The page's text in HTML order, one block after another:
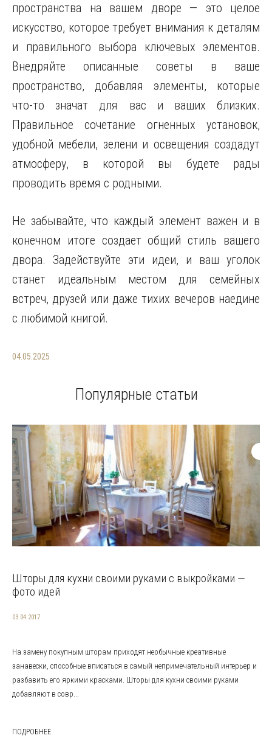
пространства на вашем дворе — это целое
искусство, которое требует внимания к деталям
и правильного выбора ключевых элементов.
Внедряйте описанные советы в ваше
пространство, добавляя элементы, которые
что-то значат для вас и ваших близких.
Правильное сочетание огненных установок,
удобной мебели, зелени и освещения создадут
атмосферу, в которой вы будете рады
проводить время с родными.
Не забывайте, что каждый элемент важен и в
конечном итоге создает общий стиль вашего
двора. Задействуйте эти идеи, и ваш уголок
станет идеальным местом для семейных
встреч, друзей или даже тихих вечеров наедине
с любимой книгой.
04.05.2025
Популярные статьи
Шторы для кухни своими руками с выкройками —
фото идей
03.04.2017
На замену покупным шторам приходят необычные креативные
занавески, способные вписаться в самый непримечательный интерьер и
разбавить его яркими красками. Шторы для кухни своими руками
добавляют в совр...
ПОДРОБНЕЕ